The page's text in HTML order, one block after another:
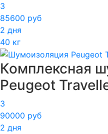
3
85600 руб
2 дня
40 кг
Комплексная
Peugeot
3
90000 руб
2 дня